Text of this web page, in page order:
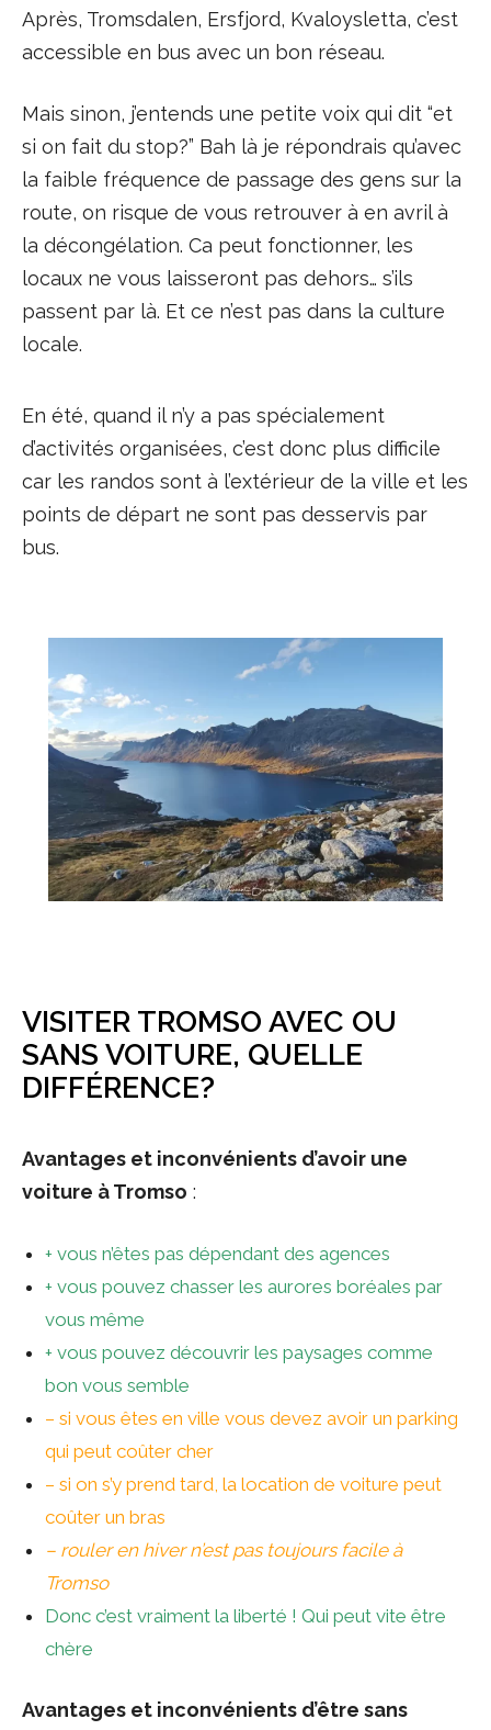
Après, Tromsdalen, Ersfjord, Kvaloysletta, c’est
accessible en bus avec un bon réseau.
Mais sinon, j’entends une petite voix qui dit “et
si on fait du stop?” Bah là je répondrais qu’avec
la faible fréquence de passage des gens sur la
route, on risque de vous retrouver à en avril à
la décongélation. Ca peut fonctionner, les
locaux ne vous laisseront pas dehors… s’ils
passent par là. Et ce n’est pas dans la culture
locale.
En été, quand il n’y a pas spécialement
d’activités organisées, c’est donc plus difficile
car les randos sont à l’extérieur de la ville et les
points de départ ne sont pas desservis par
bus.
VISITER TROMSO AVEC OU
SANS VOITURE, QUELLE
DIFFÉRENCE?
Avantages et inconvénients d’avoir une
voiture à Tromso :
+ vous n’êtes pas dépendant des agences
+ vous pouvez chasser les aurores boréales par
vous même
+ vous pouvez découvrir les paysages comme
bon vous semble
– si vous êtes en ville vous devez avoir un parking
qui peut coûter cher
– si on s’y prend tard, la location de voiture peut
coûter un bras
– rouler en hiver n’est pas toujours facile à
Tromso
Donc c’est vraiment la liberté ! Qui peut vite être
chère
Avantages et inconvénients d’être sans